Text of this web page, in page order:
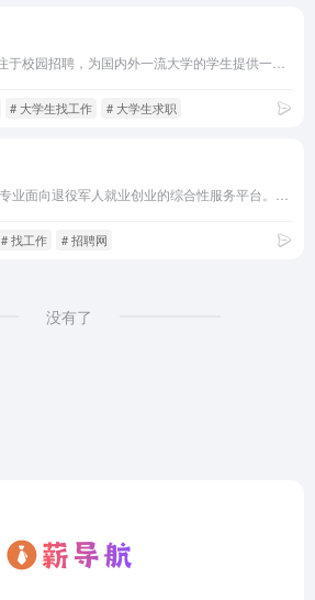
# 大学生找工作 # 大学生求职
# 找工作 # 招聘网
没有了